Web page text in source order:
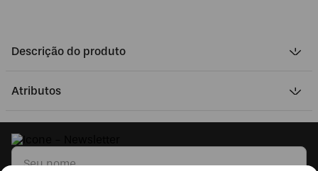
Descrição do produto
Atributos